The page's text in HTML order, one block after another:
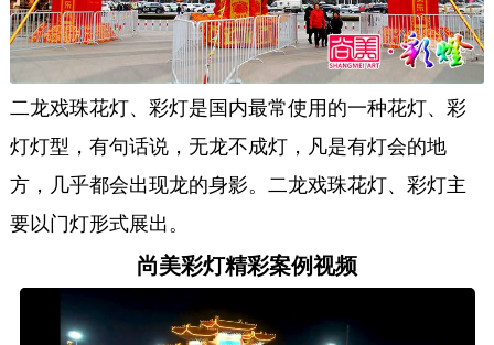
二龙戏珠花灯、彩灯是国内最常使用的一种花灯、彩
灯灯型，有句话说，无龙不成灯，凡是有灯会的地
方，几乎都会出现龙的身影。二龙戏珠花灯、彩灯主
要以门灯形式展出。
尚美彩灯精彩案例视频